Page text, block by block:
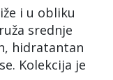
i u obliku
srednje
hidratantan
Kolekcija je